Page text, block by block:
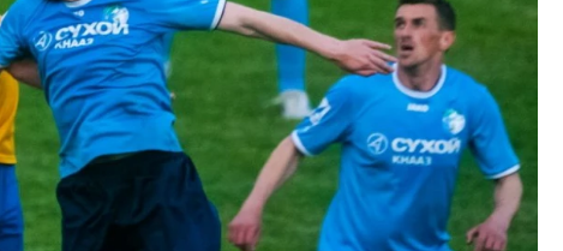
архитектурных идей.
директор компании
— об эстетике городов,
в фасадах и развитии рынка
СТРОИТЕЛЬСТВО
Двухуровневые номера и
Каким будет новый апарт-
«Белкур» в Белокурихе
ДОМА И КВАРТИРЫ